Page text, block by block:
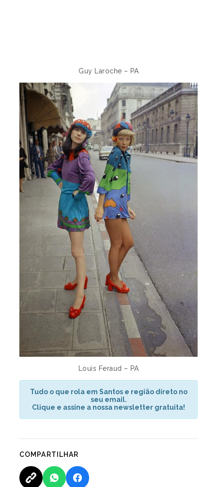
Guy Laroche – PA
Louis Feraud – PA
Tudo o que rola em Santos e região direto no
seu email.
Clique e assine a nossa newsletter gratuita!
COMPARTILHAR